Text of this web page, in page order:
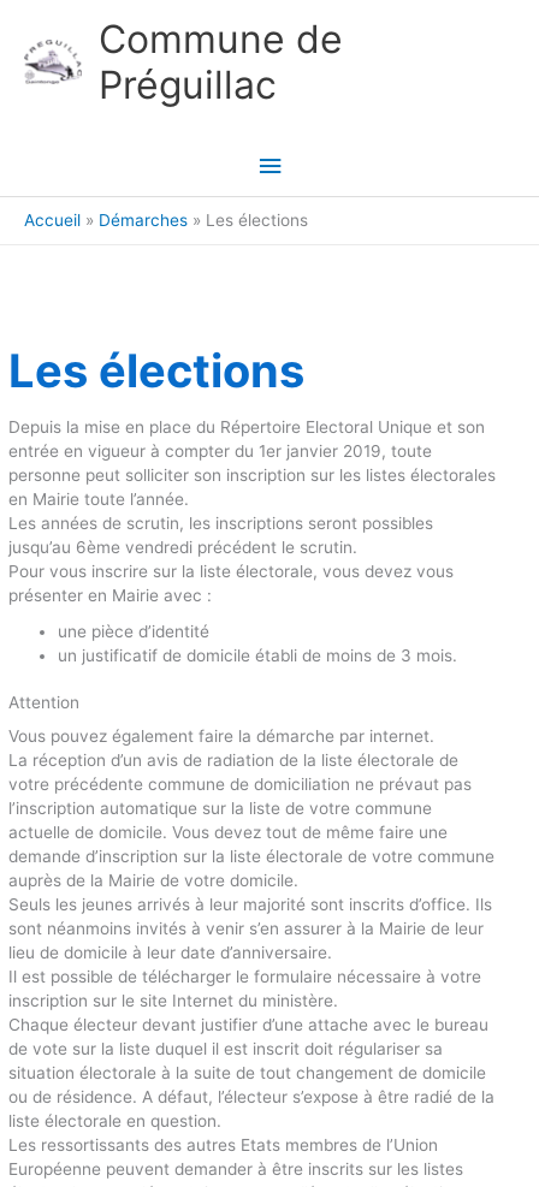
Commune de
Préguillac
Menu
principal
Accueil Démarches Les élections
Les élections
Depuis la mise en place du Répertoire Electoral Unique et son
entrée en vigueur à compter du 1er janvier 2019, toute
personne peut solliciter son inscription sur les listes électorales
en Mairie toute l’année.
Les années de scrutin, les inscriptions seront possibles
jusqu’au 6ème vendredi précédent le scrutin.
Pour vous inscrire sur la liste électorale, vous devez vous
présenter en Mairie avec :
une pièce d’identité
un justificatif de domicile établi de moins de 3 mois.
Attention
Vous pouvez également faire la démarche par internet.
La réception d’un avis de radiation de la liste électorale de
votre précédente commune de domiciliation ne prévaut pas
l’inscription automatique sur la liste de votre commune
actuelle de domicile. Vous devez tout de même faire une
demande d’inscription sur la liste électorale de votre commune
auprès de la Mairie de votre domicile.
Seuls les jeunes arrivés à leur majorité sont inscrits d’office. Ils
sont néanmoins invités à venir s’en assurer à la Mairie de leur
lieu de domicile à leur date d’anniversaire.
Il est possible de télécharger le formulaire nécessaire à votre
inscription sur le site Internet du ministère.
Chaque électeur devant justifier d’une attache avec le bureau
de vote sur la liste duquel il est inscrit doit régulariser sa
situation électorale à la suite de tout changement de domicile
ou de résidence. A défaut, l’électeur s’expose à être radié de la
liste électorale en question.
Les ressortissants des autres Etats membres de l’Union
Européenne peuvent demander à être inscrits sur les listes